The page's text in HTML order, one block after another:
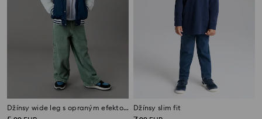
Džínsy wide leg s opraným efektom Džínsy slim fit